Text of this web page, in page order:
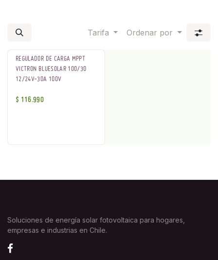
Tarifa Ordenar por
REGULADOR DE CARGA MPPT
VICTRON BLUESOLAR 100/30
12/24V-30A 100V
$ 116.990
Soluciones de energía solar fotovoltaica para hogares,
empresas e industrias en Chile.